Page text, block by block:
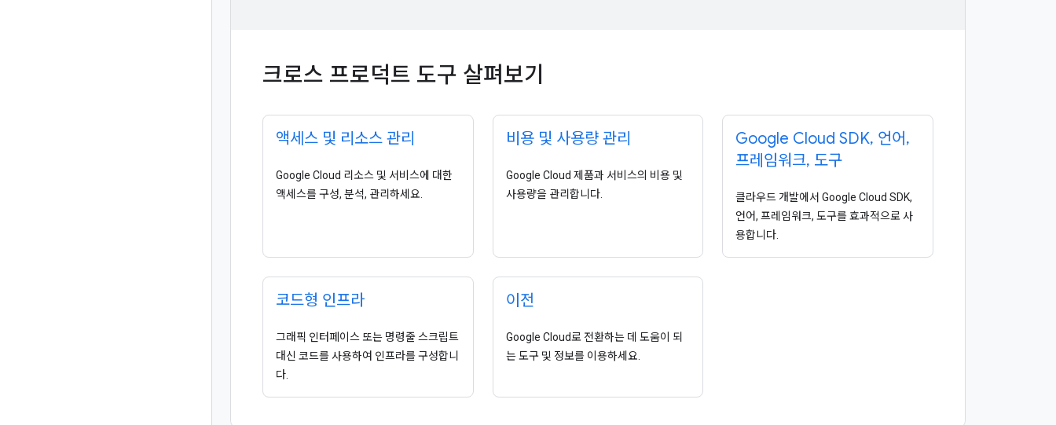
크로스 프로덕트 도구 살펴보기
액세스 및 리소스 관리
Google Cloud 리소스 및 서비스에 대한
액세스를 구성, 분석, 관리하세요.
비용 및 사용량 관리
Google Cloud 제품과 서비스의 비용 및
사용량을 관리합니다.
Google Cloud SDK, 언어,
프레임워크, 도구
클라우드 개발에서 Google Cloud SDK,
언어, 프레임워크, 도구를 효과적으로 사
용합니다.
코드형 인프라
그래픽 인터페이스 또는 명령줄 스크립트
대신 코드를 사용하여 인프라를 구성합니
다.
이전
Google Cloud로 전환하는 데 도움이 되
는 도구 및 정보를 이용하세요.